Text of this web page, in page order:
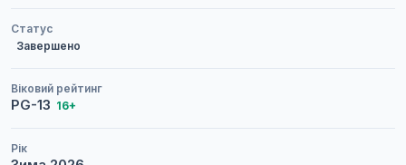
Статус
Завершено
Віковий рейтинг
PG-13 16+
Рік